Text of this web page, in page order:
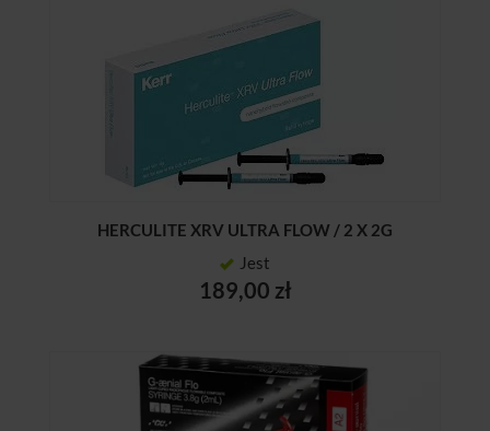
HERCULITE XRV ULTRA FLOW / 2 X 2G
Jest
189,00 zł